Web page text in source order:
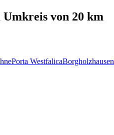
Umkreis von 20 km
Porta WestfalicaBorgholzhausen